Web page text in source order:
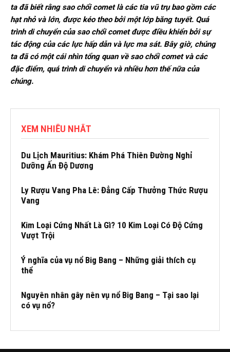
ta đã biết rằng sao chổi comet là các tia vũ trụ bao gồm các
hạt nhỏ và lớn, được kéo theo bởi một lớp băng tuyết. Quá
trình di chuyển của sao chổi comet được điều khiển bởi sự
tác động của các lực hấp dẫn và lực ma sát. Bây giờ, chúng
ta đã có một cái nhìn tổng quan về sao chổi comet và các
đặc điểm, quá trình di chuyển và nhiều hơn thế nữa của
chúng.
XEM NHIỀU NHẤT
Du Lịch Mauritius: Khám Phá Thiên Đường Nghỉ
Dưỡng Ấn Độ Dương
Ly Rượu Vang Pha Lê: Đẳng Cấp Thưởng Thức Rượu
Vang
Kim Loại Cứng Nhất Là Gì? 10 Kim Loại Có Độ Cứng
Vượt Trội
Ý nghĩa của vụ nổ Big Bang – Những giải thích cụ
thể
Nguyên nhân gây nên vụ nổ Big Bang – Tại sao lại
có vụ nổ?